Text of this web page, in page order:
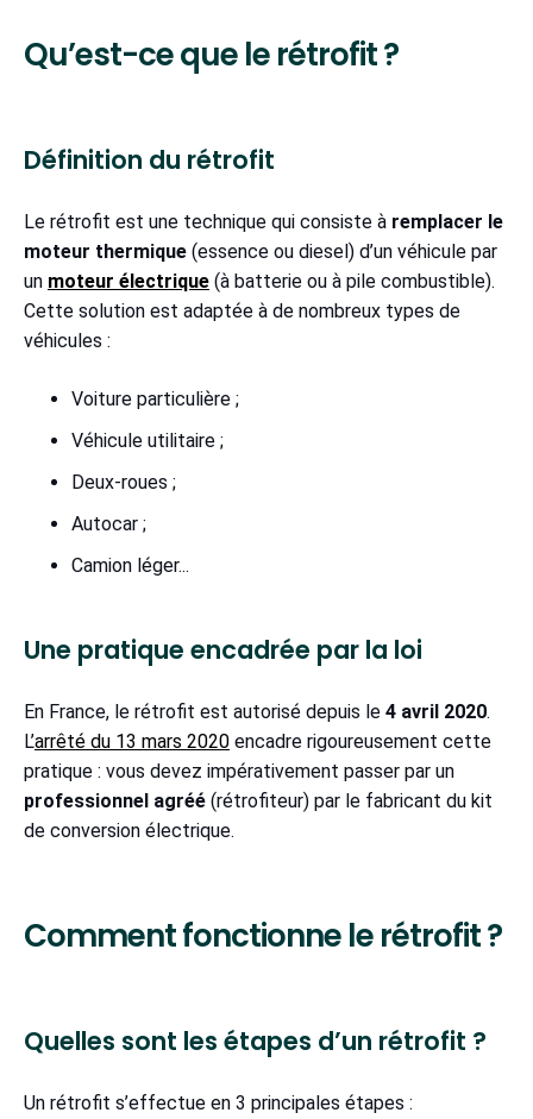
Qu’est-ce que le rétrofit ?
Définition du rétrofit
Le rétrofit est une technique qui consiste à remplacer le
moteur thermique (essence ou diesel) d’un véhicule par
un moteur électrique (à batterie ou à pile combustible).
Cette solution est adaptée à de nombreux types de
véhicules :
Voiture particulière ;
Véhicule utilitaire ;
Deux-roues ;
Autocar ;
Camion léger...
Une pratique encadrée par la loi
En France, le rétrofit est autorisé depuis le 4 avril 2020.
L’arrêté du 13 mars 2020 encadre rigoureusement cette
pratique : vous devez impérativement passer par un
professionnel agréé (rétrofiteur) par le fabricant du kit
de conversion électrique.
Comment fonctionne le rétrofit ?
Quelles sont les étapes d’un rétrofit ?
Un rétrofit s’effectue en 3 principales étapes :